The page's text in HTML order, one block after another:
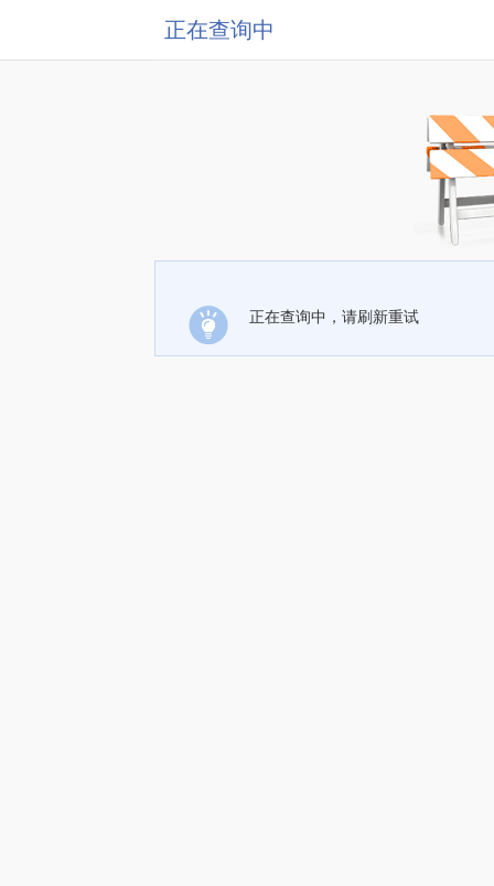
正在查询中
正在查询中，请刷新重试